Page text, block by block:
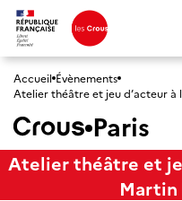
Accueil Évènements
Atelier théâtre et jeu d’acteur à
Paris
Atelier théâtre et
Martin